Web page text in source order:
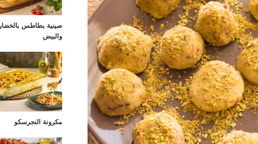
صينية بطاطس بالخضار
والبيض
مكرونة النجرسكو